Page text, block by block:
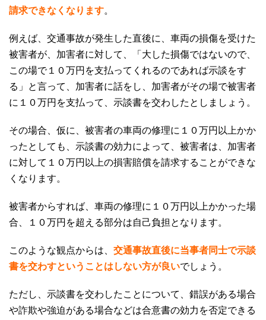
請求できなくなります。
例えば、交通事故が発生した直後に、車両の損傷を受けた
被害者が、加害者に対して、「大した損傷ではないので、
この場で１０万円を支払ってくれるのであれば示談をす
る」と言って、加害者に話をし、加害者がその場で被害者
に１０万円を支払って、示談書を交わしたとしましょう。
その場合、仮に、被害者の車両の修理に１０万円以上かか
ったとしても、示談書の効力によって、被害者は、加害者
に対して１０万円以上の損害賠償を請求することができな
くなります。
被害者からすれば、車両の修理に１０万円以上かかった場
合、１０万円を超える部分は自己負担となります。
このような観点からは、 交通事故直後に当事者同士で示談
書を交わすということはしない方が良いでしょう。
ただし、示談書を交わしたことについて、錯誤がある場合
や詐欺や強迫がある場合などは合意書の効力を否定できる